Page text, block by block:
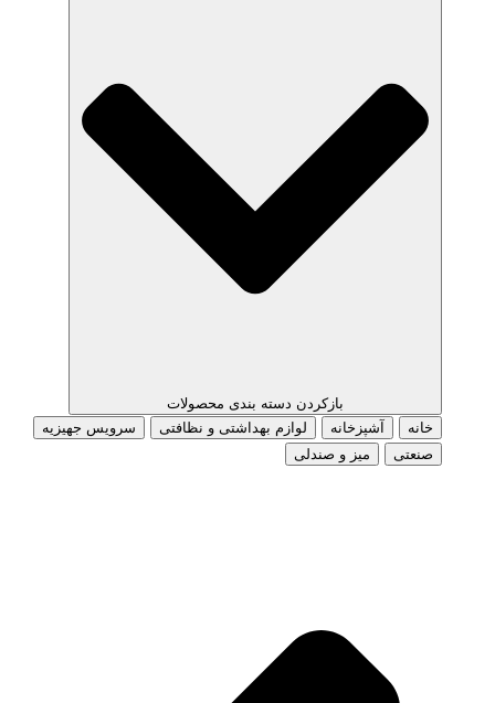
بازکردن دسته بندی محصولات
خانه
آشپزخانه لوازم بهداشتی و نظافتی
سرویس جهیزیه
صنعتی
میز و صندلی